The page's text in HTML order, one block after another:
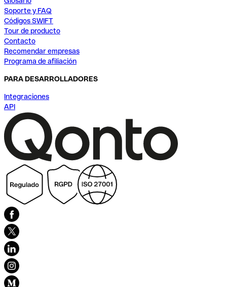
Soporte y FAQ
Códigos SWIFT
Tour de producto
Contacto
Recomendar empresas
Programa de afiliación
PARA DESARROLLADORES
Integraciones
API